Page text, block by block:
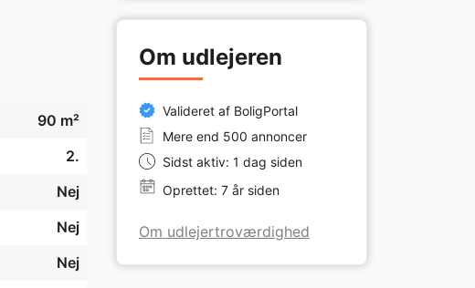
90 m²
2.
Nej
Nej
Nej
Om udlejeren
Valideret af BoligPortal
Mere end 500 annoncer
Sidst aktiv: 1 dag siden
Oprettet: 7 år siden
Om udlejertroværdighed